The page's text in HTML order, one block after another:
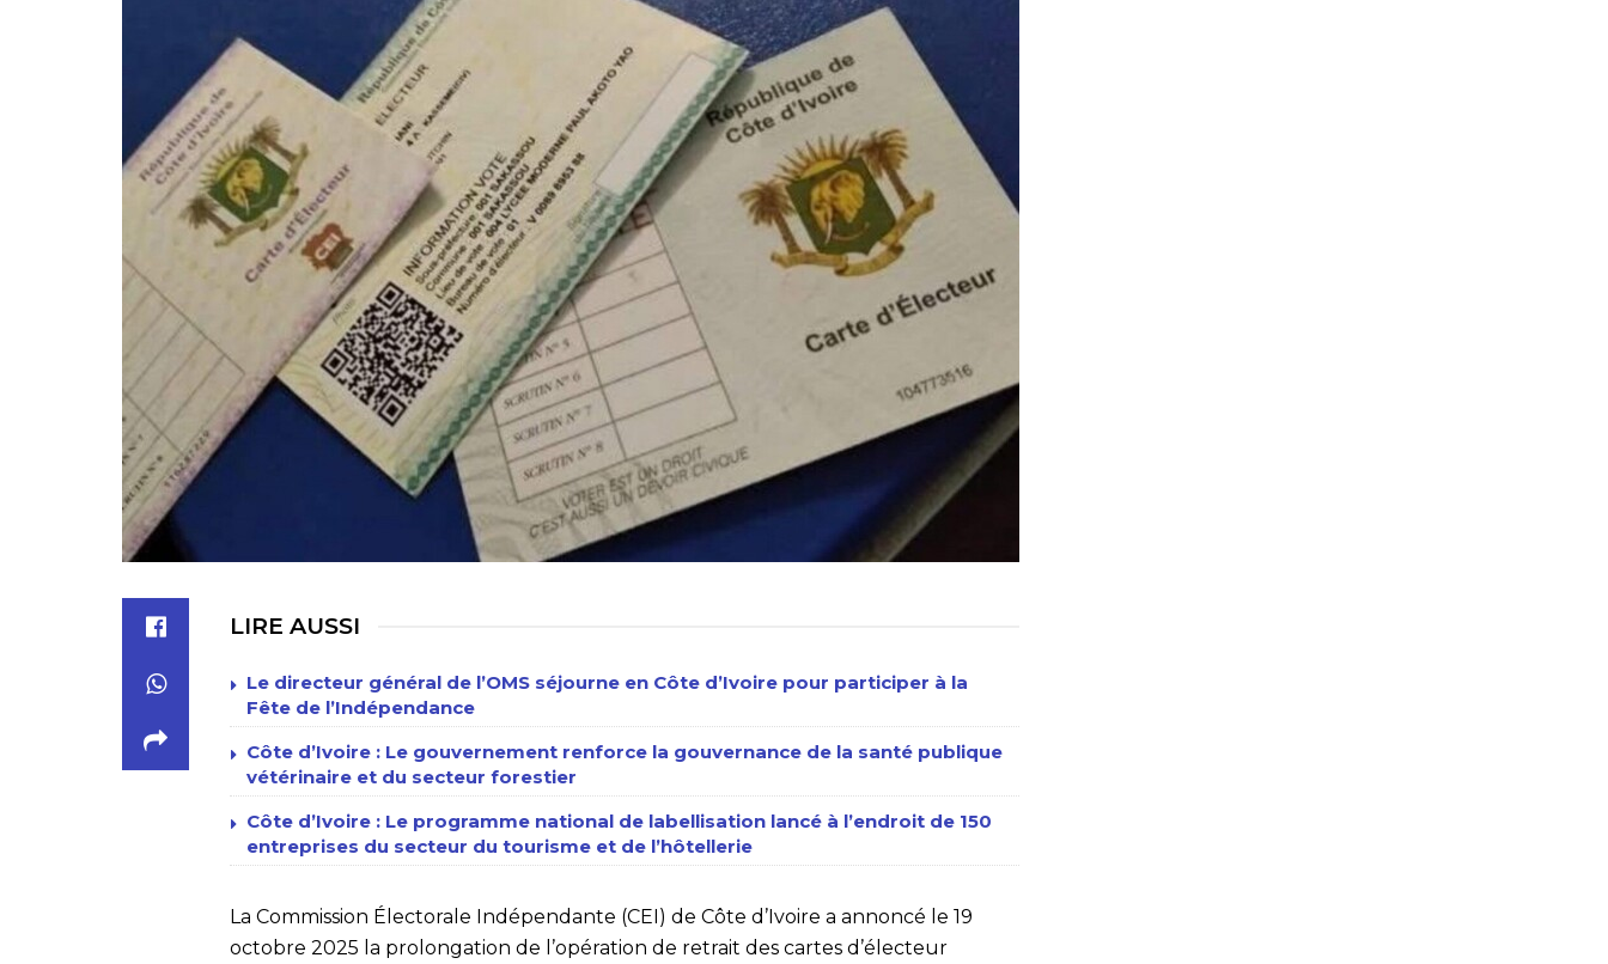
LIRE AUSSI
Le directeur général de l’OMS séjourne en Côte d’Ivoire pour participer à la
Fête de l’Indépendance
Côte d’Ivoire : Le gouvernement renforce la gouvernance de la santé publique
vétérinaire et du secteur forestier
Côte d’Ivoire : Le programme national de labellisation lancé à l’endroit de 150
entreprises du secteur du tourisme et de l’hôtellerie
La Commission Électorale Indépendante (CEI) de Côte d’Ivoire a annoncé le 19
octobre 2025 la prolongation de l’opération de retrait des cartes d’électeur